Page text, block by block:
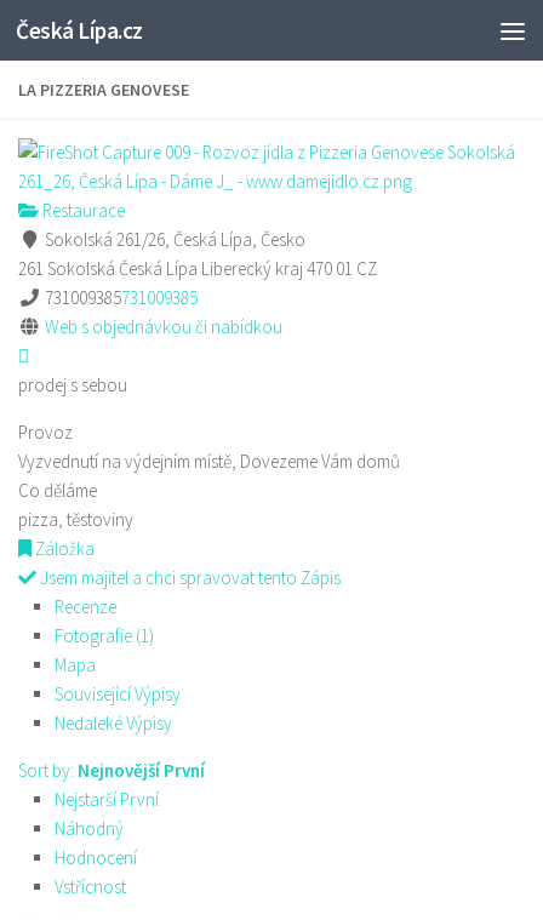
Skip to content
Česká Lípa.cz
LA PIZZERIA GENOVESE
Restaurace
Sokolská 261/26, Česká Lípa, Česko
261 Sokolská Česká Lípa Liberecký kraj470 01 CZ
731009385731009385
Web s objednávkou či nabídkou
prodej s sebou
Provoz
Vyzvednutí na výdejním místě, Dovezeme Vám domů
Co děláme
pizza, těstoviny
Záložka
Jsem majitel a chci spravovat tento Zápis
Recenze
Fotografie (1)
Mapa
Související Výpisy
Nedaleké Výpisy
Sort by: Nejnovější První
Nejstarší První
Náhodný
Hodnocení
Vstřícnost